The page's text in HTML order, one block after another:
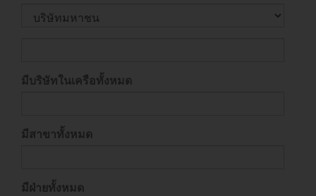
มีบริษัทในเครือทั้งหมด
มีสาขาทั้งหมด
มีฝ่ายทั้งหมด